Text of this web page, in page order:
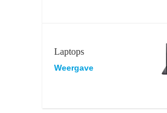
Laptops
Weergave